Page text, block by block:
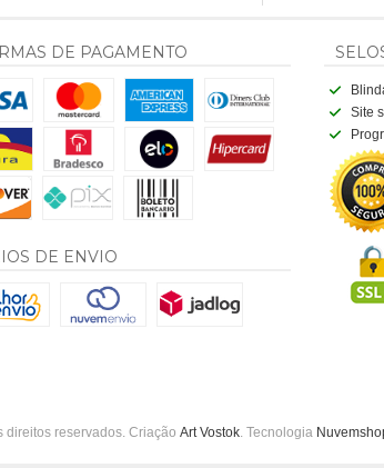
DE PAGAMENTO
DE ENVIO
Site
direitos reservados. Criação Art Vostok . Tecnologia